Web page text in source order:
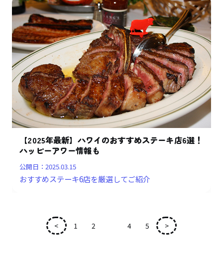
【2025年最新】ハワイのおすすめステーキ店6選！
ハッピーアワー情報も
公開日：2025.03.15
おすすめステーキ6店を厳選してご紹介
< 1 2 4 5 >